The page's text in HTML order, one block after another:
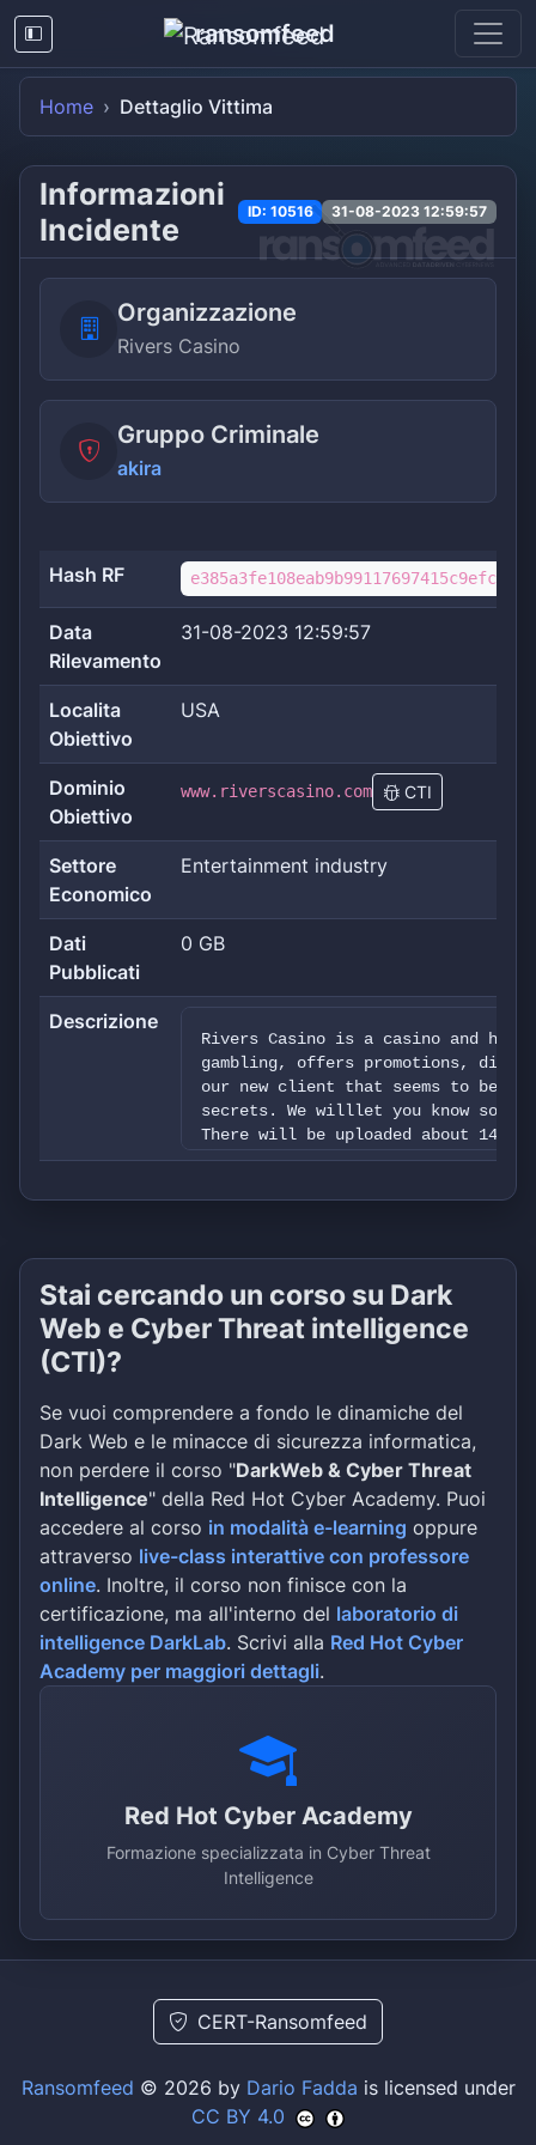
ransomfeed
Home Dettaglio Vittima
Informazioni
Incidente
ID: 10516 31-08-2023 12:59:57
Organizzazione
Rivers Casino
Gruppo Criminale
akira
Hash RF
Data
Rilevamento
31-08-2023 12:59:57
Localita
Obiettivo
USA
Dominio
Obiettivo
www.riverscasino.com CTI
Settore
Economico
Entertainment industry
Dati
Pubblicati
0 GB
Descrizione
Rivers Casino is a casino and
gambling, offers promotions,
our new client that seems to be
secrets. We willlet you know soon
There will be uploaded about 140Gb.
Stai cercando un corso su Dark
Web e Cyber Threat intelligence
(CTI)?
Se vuoi comprendere a fondo le dinamiche del
Dark Web e le minacce di sicurezza informatica,
non perdere il corso "DarkWeb & Cyber Threat
Intelligence" della Red Hot Cyber Academy. Puoi
accedere al corso in modalità e-learning oppure
attraverso live-class interattive con professore
online. Inoltre, il corso non finisce con la
certificazione, ma all'interno del laboratorio di
intelligence DarkLab. Scrivi alla Red Hot Cyber
Academy per maggiori dettagli.
Red Hot Cyber Academy
Formazione specializzata in Cyber Threat
Intelligence
CERT-Ransomfeed
Ransomfeed © 2026 by Dario Fadda is licensed under
CC BY 4.0